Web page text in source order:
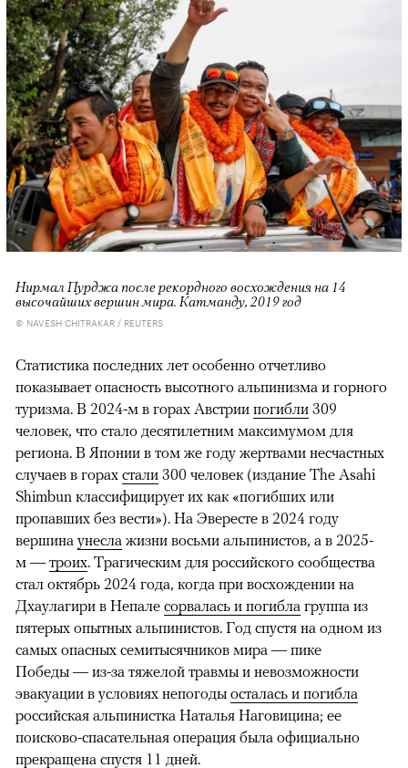
Нирмал Пурджа после рекордного восхождения на 14
высочайших вершин мира. Катманду, 2019 год
© NAVESH CHITRAKAR / REUTERS
Статистика последних лет особенно отчетливо
показывает опасность высотного альпинизма и горного
туризма. В 2024-м в горах Австрии погибли 309
человек, что стало десятилетним максимумом для
региона. В Японии в том же году жертвами несчастных
случаев в горах стали 300 человек (издание The Asahi
Shimbun классифицирует их как «погибших или
пропавших без вести»). На Эвересте в 2024 году
вершина унесла жизни восьми альпинистов, а в 2025-
м — троих. Трагическим для российского сообщества
стал октябрь 2024 года, когда при восхождении на
Дхаулагири в Непале сорвалась и погибла группа из
пятерых опытных альпинистов. Год спустя на одном из
самых опасных семитысячников мира — пике
Победы — из-за тяжелой травмы и невозможности
эвакуации в условиях непогоды осталась и погибла
российская альпинистка Наталья Наговицина; ее
поисково-спасательная операция была официально
прекращена спустя 11 дней.